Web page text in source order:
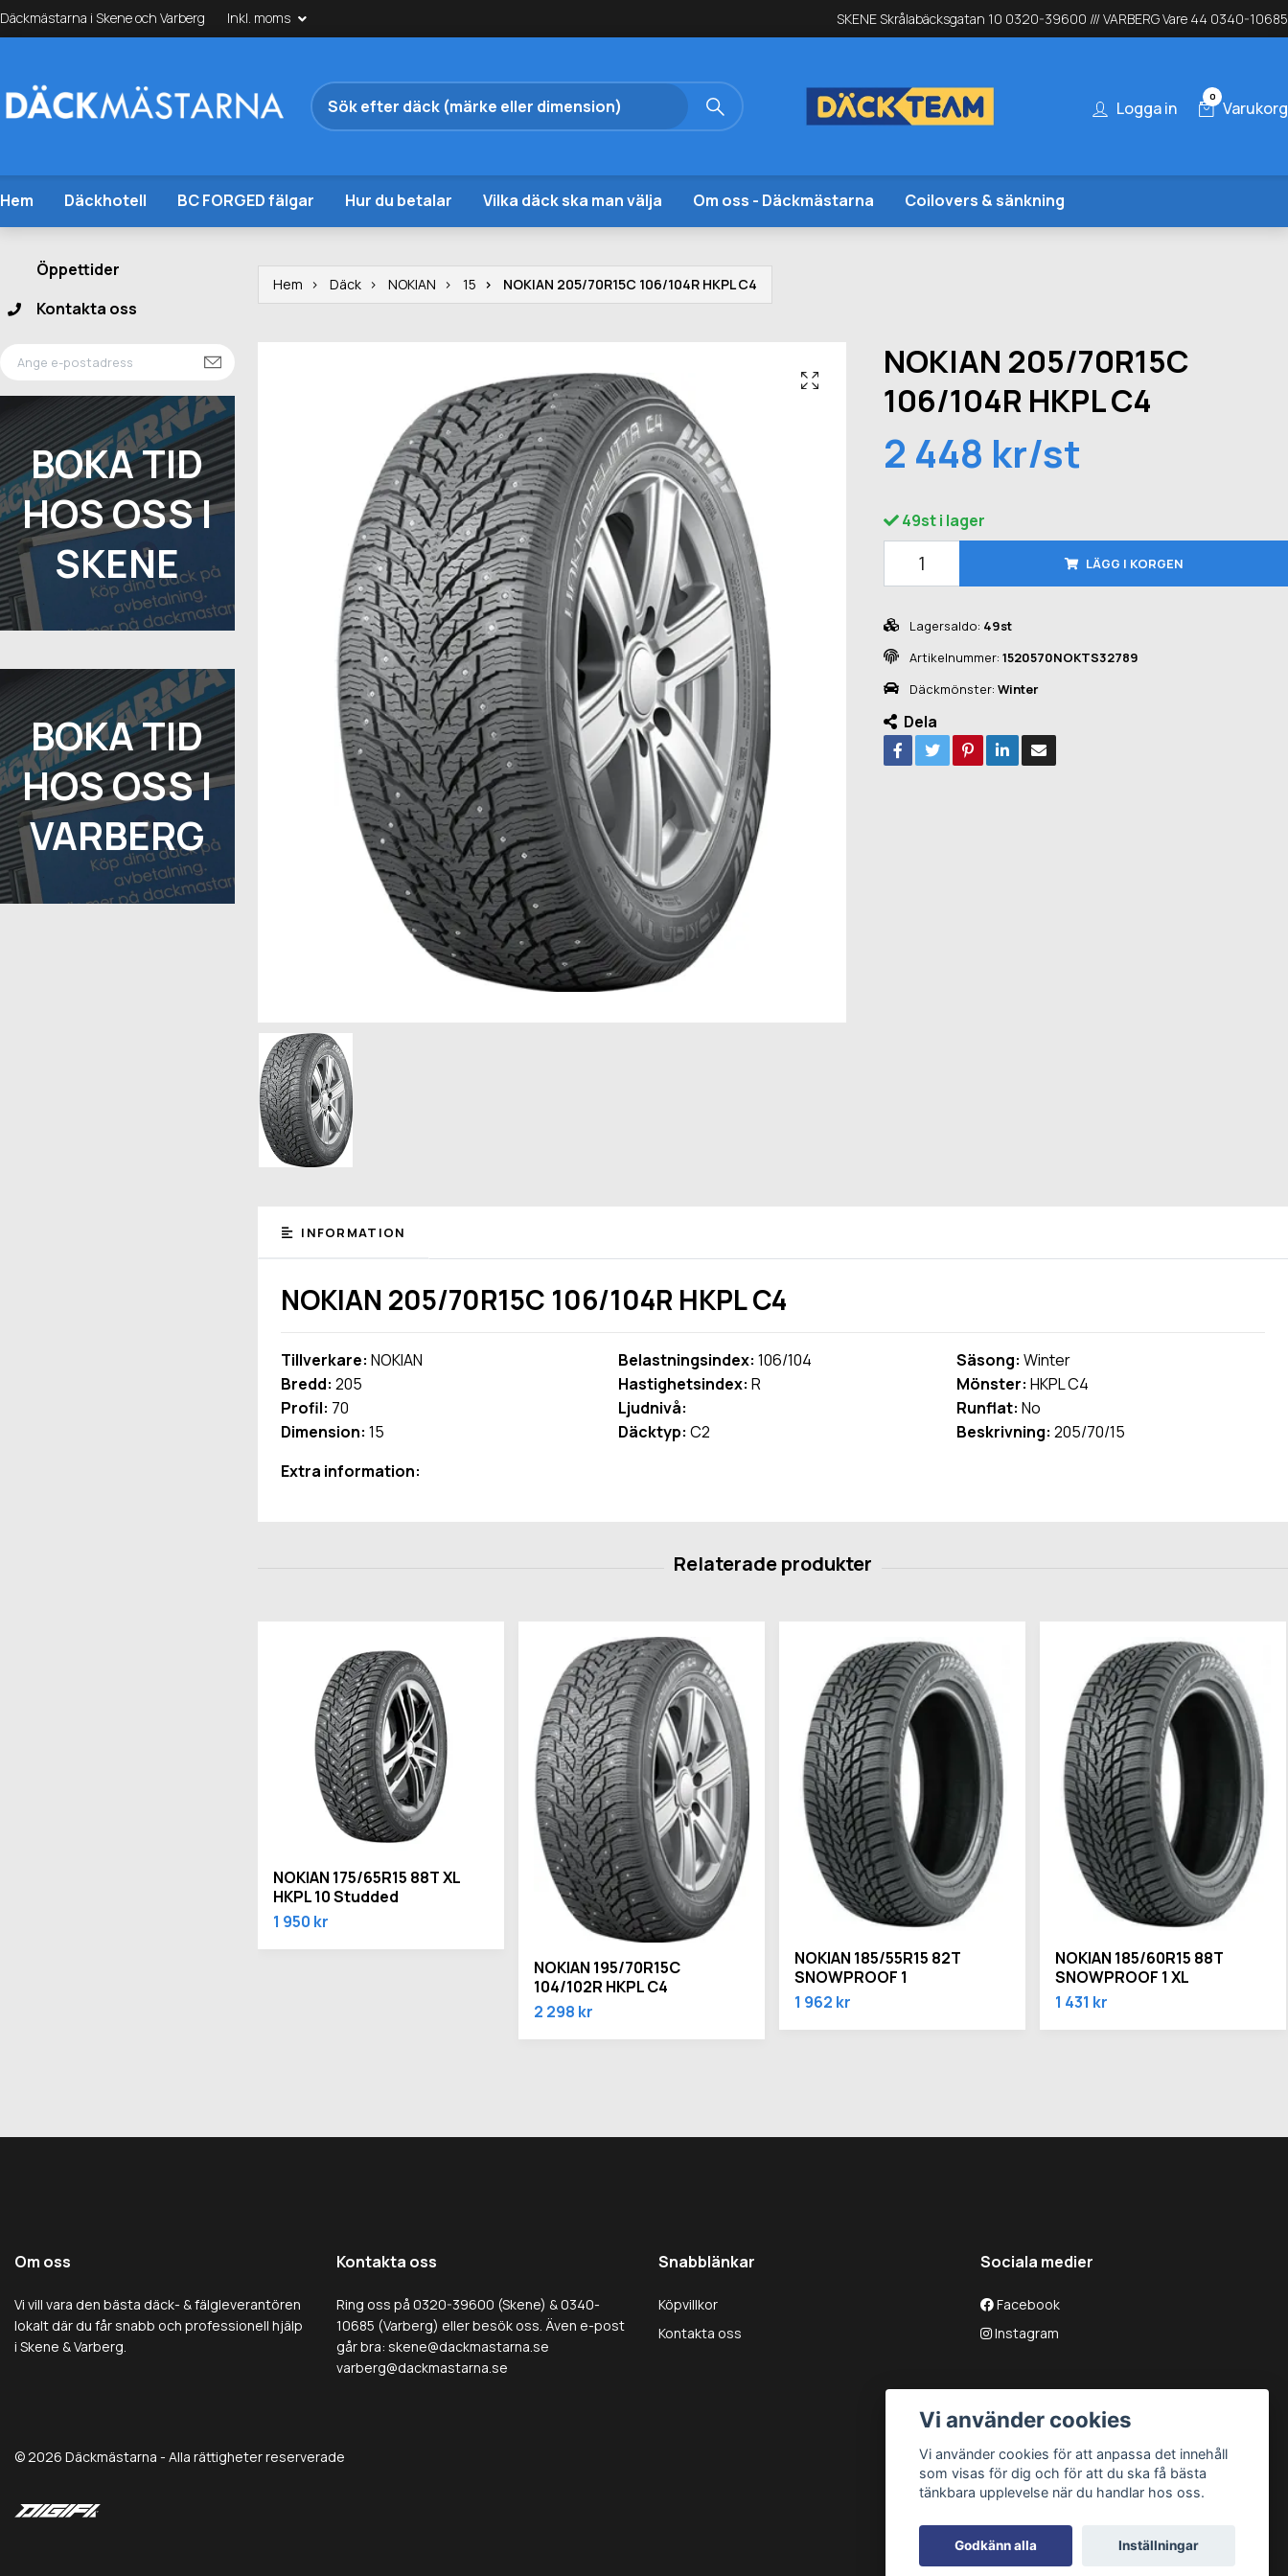
Däckmästarna i Skene och Varberg Inkl. moms SKENE Skrålabäcksgatan 10 0320-39600 /// VARBERG Vare 44 0340-10685
Logga in
0
Varukorg
Hem Däckhotell BC FORGED fälgar Hur du betalar Vilka däck ska man välja Om oss - Däckmästarna Coilovers & sänkning
Öppettider
Kontakta oss
BOKA TID
HOS OSS I
SKENE
BOKA TID
HOS OSS I
VARBERG
Hem Däck NOKIAN 15 NOKIAN 205/70R15C 106/104R HKPL C4
NOKIAN 205/70R15C
106/104R HKPL C4
2 448 kr/st
49st i lager
LÄGG I KORGEN
Lagersaldo: 49st
Artikelnummer: 1520570NOKTS32789
Däckmönster: Winter
Dela
INFORMATION
NOKIAN 205/70R15C 106/104R HKPL C4
Tillverkare: NOKIAN
Bredd: 205
Profil: 70
Dimension: 15
Belastningsindex: 106/104
Hastighetsindex: R
Ljudnivå:
Däcktyp: C2
Säsong: Winter
Mönster: HKPL C4
Runflat: No
Beskrivning: 205/70/15
Extra information:
NOKIAN 175/65R15 88T XL
HKPL 10 Studded
1 950 kr
NOKIAN 195/70R15C
104/102R HKPL C4
2 298 kr
NOKIAN 185/55R15 82T
SNOWPROOF 1
1 962 kr
NOKIAN 185/60R15 88T
SNOWPROOF 1 XL
1 431 kr
Om oss
Vi vill vara den bästa däck- & fälgleverantören
lokalt där du får snabb och professionell hjälp
i Skene & Varberg.
Kontakta oss
Ring oss på 0320-39600 (Skene) & 0340-
10685 (Varberg) eller besök oss. Även e-post
går bra: skene@dackmastarna.se
varberg@dackmastarna.se
Snabblänkar
Köpvillkor
Kontakta oss
Sociala medier
Facebook
Instagram
© 2026 Däckmästarna - Alla rättigheter reserverade
Vi använder cookies
Vi använder cookies för att anpassa det innehåll
som visas för dig och för att du ska få bästa
tänkbara upplevelse när du handlar hos oss.
Godkänn alla Inställningar